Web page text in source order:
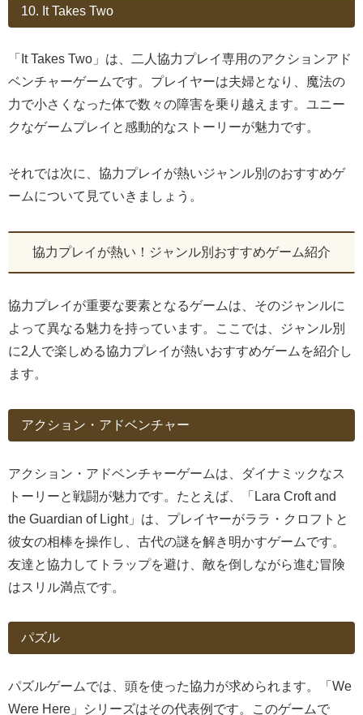
10. It Takes Two
「It Takes Two」は、二人協力プレイ専用のアクションアド
ベンチャーゲームです。プレイヤーは夫婦となり、魔法の
力で小さくなった体で数々の障害を乗り越えます。ユニー
クなゲームプレイと感動的なストーリーが魅力です。
それでは次に、協力プレイが熱いジャンル別のおすすめゲ
ームについて見ていきましょう。
協力プレイが熱い！ジャンル別おすすめゲーム紹介
協力プレイが重要な要素となるゲームは、そのジャンルに
よって異なる魅力を持っています。ここでは、ジャンル別
に2人で楽しめる協力プレイが熱いおすすめゲームを紹介し
ます。
アクション・アドベンチャー
アクション・アドベンチャーゲームは、ダイナミックなス
トーリーと戦闘が魅力です。たとえば、「Lara Croft and
the Guardian of Light」は、プレイヤーがララ・クロフトと
彼女の相棒を操作し、古代の謎を解き明かすゲームです。
友達と協力してトラップを避け、敵を倒しながら進む冒険
はスリル満点です。
パズル
パズルゲームでは、頭を使った協力が求められます。「We
Were Here」シリーズはその代表例です。このゲームで